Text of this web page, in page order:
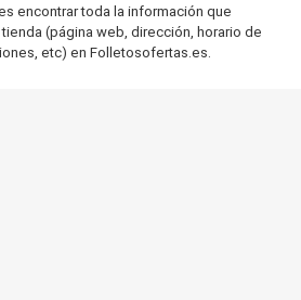
encontrar toda la información que
(página web, dirección, horario de
etc) en Folletosofertas.es.